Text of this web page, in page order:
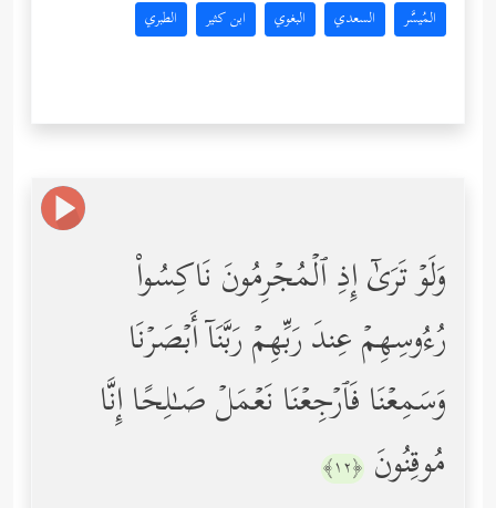
المُيسَّر السعدي البغوي ابن كثير الطبري
وَلَوۡ تَرَىٰۤ إِذِ ٱلۡمُجۡرِمُونَ نَاكِسُواْ
رُءُوسِهِمۡ عِندَ رَبِّهِمۡ رَبَّنَاۤ أَبۡصَرۡنَا
وَسَمِعۡنَا فَٱرۡجِعۡنَا نَعۡمَلۡ صَـٰلِحًا إِنَّا
مُوقِنُونَ ﴿١٢﴾